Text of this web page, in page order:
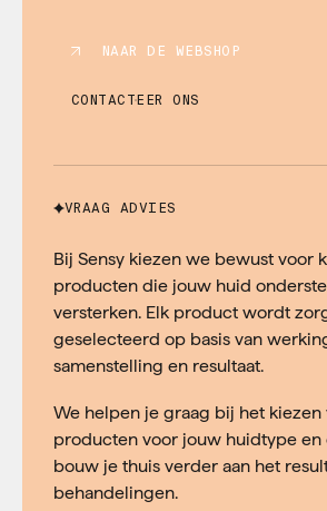
NAAR DE WEBSHOP
CONTACTEER ONS
VRAAG ADVIES
Bij Sensy kiezen we bewust voor
producten die jouw huid
versterken. Elk product wordt
geselecteerd op basis van
samenstelling en resultaat.
We helpen je graag bij het kiezen
producten voor jouw huidtype en
bouw je thuis verder aan het
behandelingen.